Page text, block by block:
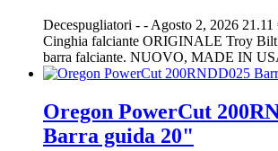
Decespugliatori - - Agosto 2, 2026 21.11
Cinghia falciante ORIGINALE Troy Bilt
barra falciante. NUOVO, MADE IN
Oregon PowerCut
Barra guida 20"